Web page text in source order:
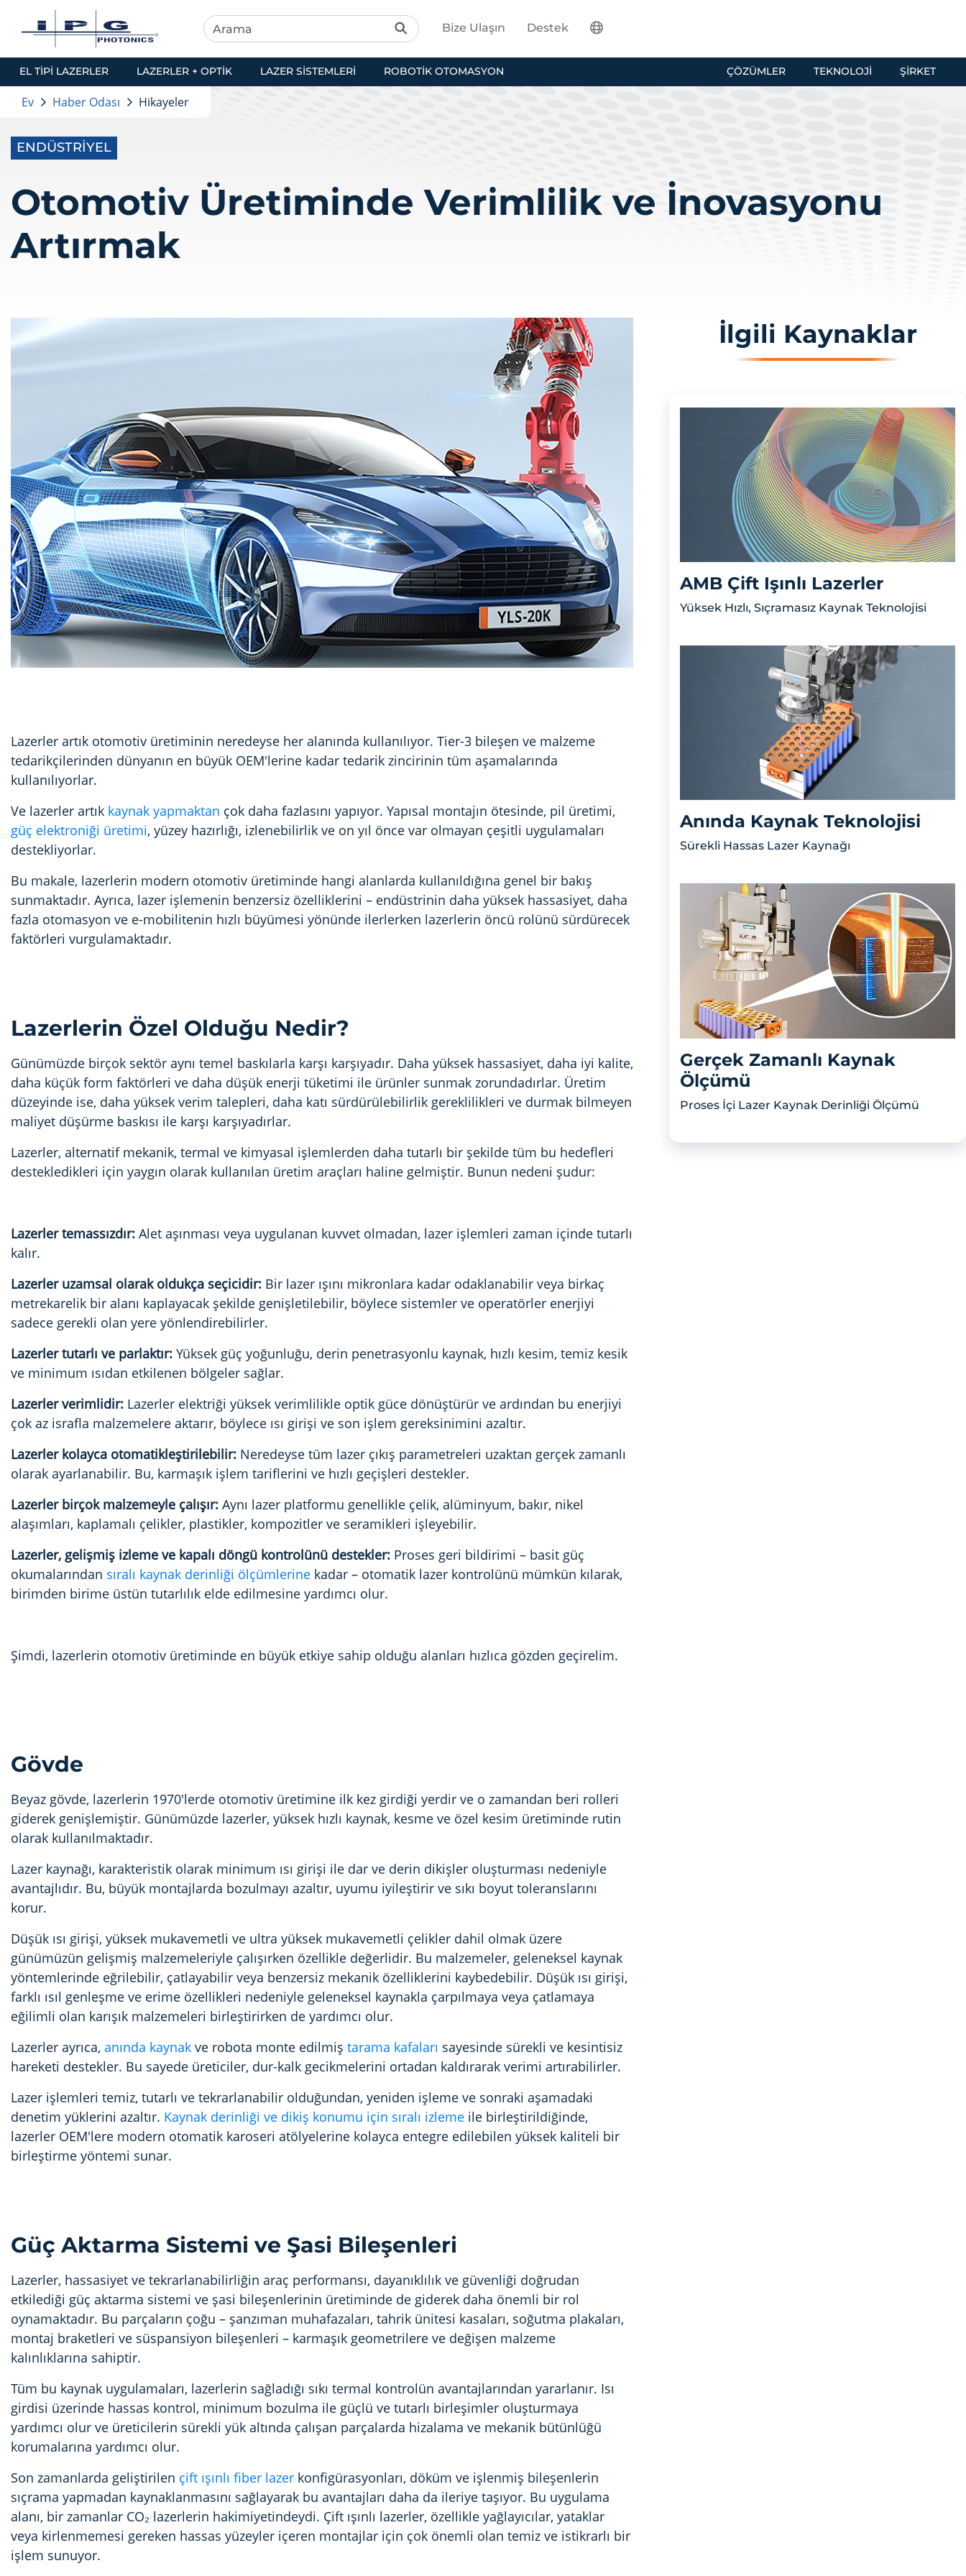
EL TIPI LAZERLER LAZERLER + OPTIK LAZER SISTEMLERI ROBOTIK OTOMASYON ÇÖZÜMLER TEKNOLOJI ŞIRKET
Bize Ulaşın Destek
Ev Haber Odası Hikayeler
ENDÜSTRIYEL
Otomotiv Üretiminde Verimlilik ve İnovasyonu
Artırmak
Lazerler artık otomotiv üretiminin neredeyse her alanında kullanılıyor. Tier-3 bileşen ve malzeme
tedarikçilerinden dünyanın en büyük OEM'lerine kadar tedarik zincirinin tüm aşamalarında
kullanılıyorlar.
Ve lazerler artık kaynak yapmaktan çok daha fazlasını yapıyor. Yapısal montajın ötesinde, pil üretimi,
güç elektroniği üretimi, yüzey hazırlığı, izlenebilirlik ve on yıl önce var olmayan çeşitli uygulamaları
destekliyorlar.
Bu makale, lazerlerin modern otomotiv üretiminde hangi alanlarda kullanıldığına genel bir bakış
sunmaktadır. Ayrıca, lazer işlemenin benzersiz özelliklerini – endüstrinin daha yüksek hassasiyet, daha
fazla otomasyon ve e-mobilitenin hızlı büyümesi yönünde ilerlerken lazerlerin öncü rolünü sürdürecek
faktörleri vurgulamaktadır.
Lazerlerin Özel Olduğu Nedir?
Günümüzde birçok sektör aynı temel baskılarla karşı karşıyadır. Daha yüksek hassasiyet, daha iyi kalite,
daha küçük form faktörleri ve daha düşük enerji tüketimi ile ürünler sunmak zorundadırlar. Üretim
düzeyinde ise, daha yüksek verim talepleri, daha katı sürdürülebilirlik gereklilikleri ve durmak bilmeyen
maliyet düşürme baskısı ile karşı karşıyadırlar.
Lazerler, alternatif mekanik, termal ve kimyasal işlemlerden daha tutarlı bir şekilde tüm bu hedefleri
destekledikleri için yaygın olarak kullanılan üretim araçları haline gelmiştir. Bunun nedeni şudur:
Lazerler temassızdır: Alet aşınması veya uygulanan kuvvet olmadan, lazer işlemleri zaman içinde tutarlı
kalır.
Lazerler uzamsal olarak oldukça seçicidir: Bir lazer ışını mikronlara kadar odaklanabilir veya birkaç
metrekarelik bir alanı kaplayacak şekilde genişletilebilir, böylece sistemler ve operatörler enerjiyi
sadece gerekli olan yere yönlendirebilirler.
Lazerler tutarlı ve parlaktır: Yüksek güç yoğunluğu, derin penetrasyonlu kaynak, hızlı kesim, temiz kesik
ve minimum ısıdan etkilenen bölgeler sağlar.
Lazerler verimlidir: Lazerler elektriği yüksek verimlilikle optik güce dönüştürür ve ardından bu enerjiyi
çok az israfla malzemelere aktarır, böylece ısı girişi ve son işlem gereksinimini azaltır.
Lazerler kolayca otomatikleştirilebilir: Neredeyse tüm lazer çıkış parametreleri uzaktan gerçek zamanlı
olarak ayarlanabilir. Bu, karmaşık işlem tariflerini ve hızlı geçişleri destekler.
Lazerler birçok malzemeyle çalışır: Aynı lazer platformu genellikle çelik, alüminyum, bakır, nikel
alaşımları, kaplamalı çelikler, plastikler, kompozitler ve seramikleri işleyebilir.
Lazerler, gelişmiş izleme ve kapalı döngü kontrolünü destekler: Proses geri bildirimi – basit güç
okumalarından sıralı kaynak derinliği ölçümlerine kadar – otomatik lazer kontrolünü mümkün kılarak,
birimden birime üstün tutarlılık elde edilmesine yardımcı olur.
Şimdi, lazerlerin otomotiv üretiminde en büyük etkiye sahip olduğu alanları hızlıca gözden geçirelim.
Gövde
Beyaz gövde, lazerlerin 1970'lerde otomotiv üretimine ilk kez girdiği yerdir ve o zamandan beri rolleri
giderek genişlemiştir. Günümüzde lazerler, yüksek hızlı kaynak, kesme ve özel kesim üretiminde rutin
olarak kullanılmaktadır.
Lazer kaynağı, karakteristik olarak minimum ısı girişi ile dar ve derin dikişler oluşturması nedeniyle
avantajlıdır. Bu, büyük montajlarda bozulmayı azaltır, uyumu iyileştirir ve sıkı boyut toleranslarını
korur.
Düşük ısı girişi, yüksek mukavemetli ve ultra yüksek mukavemetli çelikler dahil olmak üzere
günümüzün gelişmiş malzemeleriyle çalışırken özellikle değerlidir. Bu malzemeler, geleneksel kaynak
yöntemlerinde eğrilebilir, çatlayabilir veya benzersiz mekanik özelliklerini kaybedebilir. Düşük ısı girişi,
farklı ısıl genleşme ve erime özellikleri nedeniyle geleneksel kaynakla çarpılmaya veya çatlamaya
eğilimli olan karışık malzemeleri birleştirirken de yardımcı olur.
Lazerler ayrıca, anında kaynak ve robota monte edilmiş tarama kafaları sayesinde sürekli ve kesintisiz
hareketi destekler. Bu sayede üreticiler, dur-kalk gecikmelerini ortadan kaldırarak verimi artırabilirler.
Lazer işlemleri temiz, tutarlı ve tekrarlanabilir olduğundan, yeniden işleme ve sonraki aşamadaki
denetim yüklerini azaltır. Kaynak derinliği ve dikiş konumu için sıralı izleme ile birleştirildiğinde,
lazerler OEM'lere modern otomatik karoseri atölyelerine kolayca entegre edilebilen yüksek kaliteli bir
birleştirme yöntemi sunar.
Güç Aktarma Sistemi ve Şasi Bileşenleri
Lazerler, hassasiyet ve tekrarlanabilirliğin araç performansı, dayanıklılık ve güvenliği doğrudan
etkilediği güç aktarma sistemi ve şasi bileşenlerinin üretiminde de giderek daha önemli bir rol
oynamaktadır. Bu parçaların çoğu – şanzıman muhafazaları, tahrik ünitesi kasaları, soğutma plakaları,
montaj braketleri ve süspansiyon bileşenleri – karmaşık geometrilere ve değişen malzeme
kalınlıklarına sahiptir.
Tüm bu kaynak uygulamaları, lazerlerin sağladığı sıkı termal kontrolün avantajlarından yararlanır. Isı
girdisi üzerinde hassas kontrol, minimum bozulma ile güçlü ve tutarlı birleşimler oluşturmaya
yardımcı olur ve üreticilerin sürekli yük altında çalışan parçalarda hizalama ve mekanik bütünlüğü
korumalarına yardımcı olur.
Son zamanlarda geliştirilen çift ışınlı fiber lazer konfigürasyonları, döküm ve işlenmiş bileşenlerin
sıçrama yapmadan kaynaklanmasını sağlayarak bu avantajları daha da ileriye taşıyor. Bu uygulama
alanı, bir zamanlar CO₂ lazerlerin hakimiyetindeydi. Çift ışınlı lazerler, özellikle yağlayıcılar, yataklar
veya kirlenmemesi gereken hassas yüzeyler içeren montajlar için çok önemli olan temiz ve istikrarlı bir
işlem sunuyor.
İlgili Kaynaklar
AMB Çift Işınlı Lazerler
Yüksek Hızlı, Sıçramasız Kaynak Teknolojisi
Anında Kaynak Teknolojisi
Sürekli Hassas Lazer Kaynağı
Gerçek Zamanlı Kaynak
Ölçümü
Proses İçi Lazer Kaynak Derinliği Ölçümü